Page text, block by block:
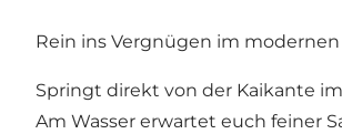
Rein ins Vergnügen im modernen
Springt direkt von der Kaikante
Am Wasser erwartet euch feiner